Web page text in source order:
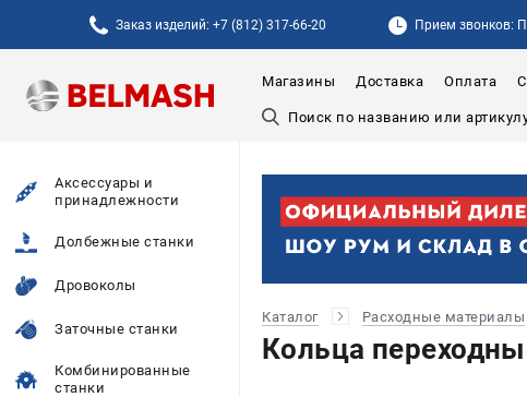
Заказ изделий: +7 (812) 317-66-20 Прием звонков:
Магазины Доставка Оплата
Аксессуары и
принадлежности
Долбежные станки
Дровоколы
Заточные станки
Комбинированные
станки
Каталог Расходные материалы
Кольца